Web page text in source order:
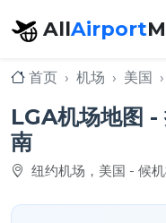
AllAirport
首页 机场 美国
LGA机场地图 -
南
纽约机场，美国 - 候